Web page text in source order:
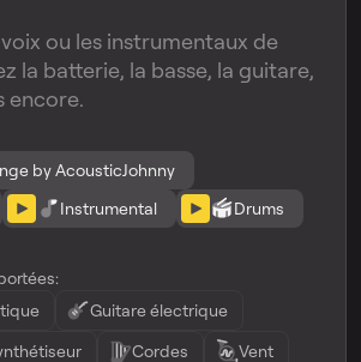
ou les instrumentaux de
la batterie, la basse, la guitare,
encore.
by AcousticJohnny
Instrumental
Drums
Guitare électrique
Cordes Vent